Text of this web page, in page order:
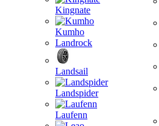
Kingnate
Kumho
Landrock
Landsail
Landspider
Laufenn